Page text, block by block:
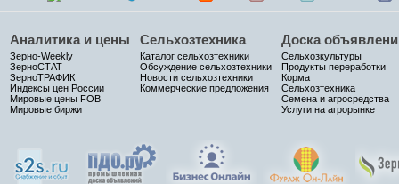
Аналитика и цены
Зерно-Weekly
ЗерноСТАТ
ЗерноТРАФИК
Индексы цен России
Мировые цены FOB
Мировые биржи
Сельхозтехника
Каталог сельхозтехники
Обсуждение сельхозтехники
Новости сельхозтехники
Коммерческие предложения
Доска
Сельхозкультуры
Продукты переработки
Корма
Сельхозтехника
Семена и агросредства
Услуги на агрорынке